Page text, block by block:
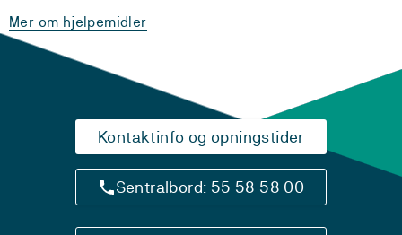
Mer om hjelpemidler
Kontaktinfo og opningstider
Sentralbord: 55 58 58 00